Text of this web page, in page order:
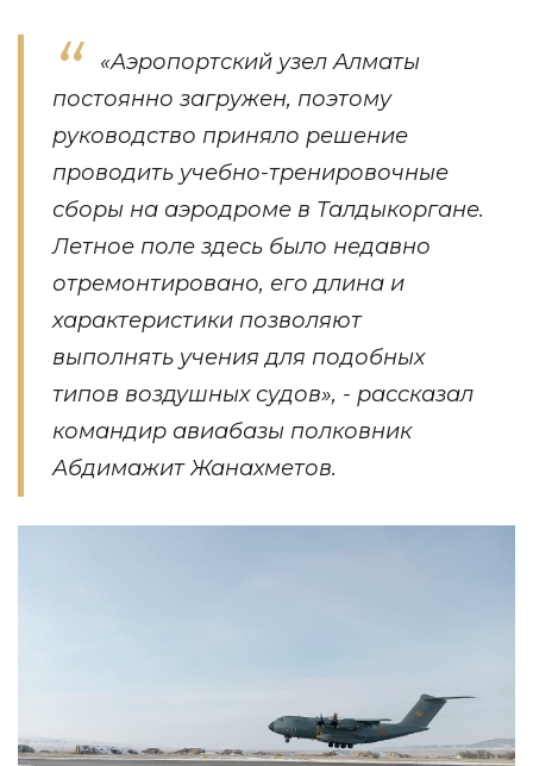
«Аэропортский узел Алматы
постоянно загружен, поэтому
руководство приняло решение
проводить учебно-тренировочные
сборы на аэродроме в Талдыкоргане.
Летное поле здесь было недавно
отремонтировано, его длина и
характеристики позволяют
выполнять учения для подобных
типов воздушных судов», - рассказал
командир авиабазы полковник
Абдимажит Жанахметов.